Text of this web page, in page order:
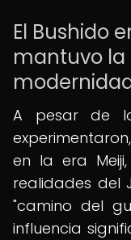
El Bushido
mantuvo la
A pesar de
en la era
realidades del
"camino del
influencia